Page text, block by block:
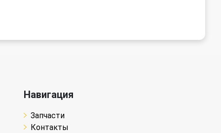
Навигация
Запчасти
Контакты